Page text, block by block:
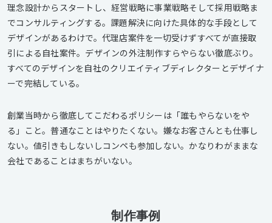
理念設計からスタートし、経営戦略に事業戦略そして採用戦略ま
でコンサルティングする。課題解決に向けた具体的な手段として
デザインがあるわけで。代理店案件を一切受けずすべてが直接取
引による自社案件。デザインの外注制作すらやらない徹底ぶり。
すべてのデザインを自社のクリエイティブディレクターとデザイナ
ーで完結している。
創業当時から徹底してこだわるポリシーは「誰もやらないをや
る」こと。普通なことはやりたくない。嫌なお客さんとも仕事し
ない。値引きもしないしコンペも参加しない。かなりわがままな
会社であることはまちがいない。
制作事例